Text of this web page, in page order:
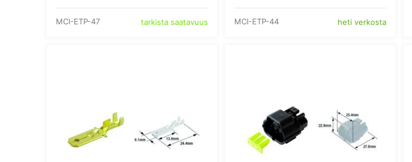
MCI-ETP-47 tarkista saatavuus MCI-ETP-44 heti verkosta